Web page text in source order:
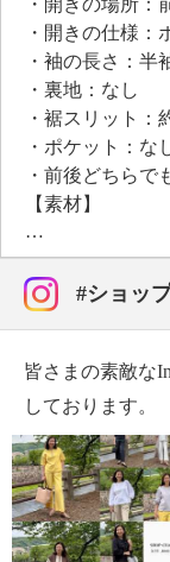
はスリットを配
にもコーディネ
洗濯機洗いが可
に最適。春夏の
・開きの仕様：
・袖の長さ：半
・裏地：なし
・裾スリット：
・ポケット：な
・前後どちらで
【素材】
・本体：ポリエ
・別布部分：ポ
【メンテナンス
・洗濯機：可
・タンブル乾燥
・自然乾燥：日
・アイロン仕上
・ドライクリー
・ウエットクリ
【メンテナンス
・長時間照射に
#ショッ
皆さまの素敵な
しております。